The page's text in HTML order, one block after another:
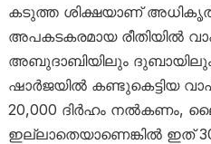
കടുത്ത ശിക്ഷയാണ് അധികൃതർ
അപകടകരമായ രീതിയിൽ
അബുദാബിയിലും ദുബായിലും
ഷാർജയിൽ കണ്ടുകെട്ടിയ
20,000 ദിർഹം
ഇല്ലാതെയാണെങ്കിൽ ഇത്